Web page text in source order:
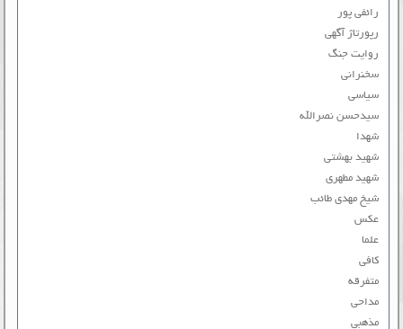
رائفی پور
رپورتاژ آگهی
روایت جنگ
سخنرانی
سیاسی
سیدحسن نصرالله
شهدا
شهید بهشتی
شهید مطهری
شیخ مهدی طائب
عکس
علما
کافی
متفرقه
مداحی
مذهبی